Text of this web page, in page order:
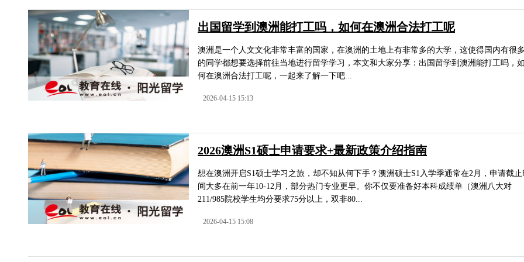
出国留学到澳洲能打工吗，如何在澳洲合法打工呢
澳洲是一个人文文化非常丰富的国家，在澳洲的土地上有非常多的大学，这使得国内有很多
的同学都想要选择前往当地进行留学学习，本文和大家分享：出国留学到澳洲能打工吗，如
何在澳洲合法打工呢，一起来了解一下吧...
2026-04-15 15:13
2026澳洲S1硕士申请要求+最新政策介绍指南
想在澳洲开启S1硕士学习之旅，却不知从何下手？澳洲硕士S1入学季通常在2月，申请截止
间大多在前一年10-12月，部分热门专业更早。你不仅要准备好本科成绩单（澳洲八大对
211/985院校学生均分要求75分以上，双非80...
2026-04-15 15:08